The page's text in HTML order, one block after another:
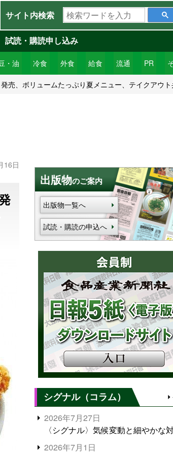
サイト内検索
検
索
ワ
ー
ド
を
入
・油 冷食 外食 給食 流通 PR
試読・購読申し込み
売、ボリュームたっぷり夏メニュー、テイクアウト
16日
出版物のご案内
出版物一覧へ
試読・購読の申込へ
シグナル（コラム）
2026年7月27日
〈シグナル〉気候変動と細やかな
2026年7月1日